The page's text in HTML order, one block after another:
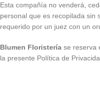
Esta compañía no venderá,
personal que es recopilada sin
requerido por un juez con un
Blumen Floristería se reserva
la presente Política de